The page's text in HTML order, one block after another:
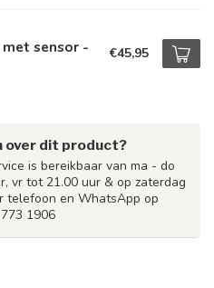
sensor - €45,95
over dit product?
is bereikbaar van ma - do
vr tot 21.00 uur & op zaterdag
telefoon en WhatsApp op
1906